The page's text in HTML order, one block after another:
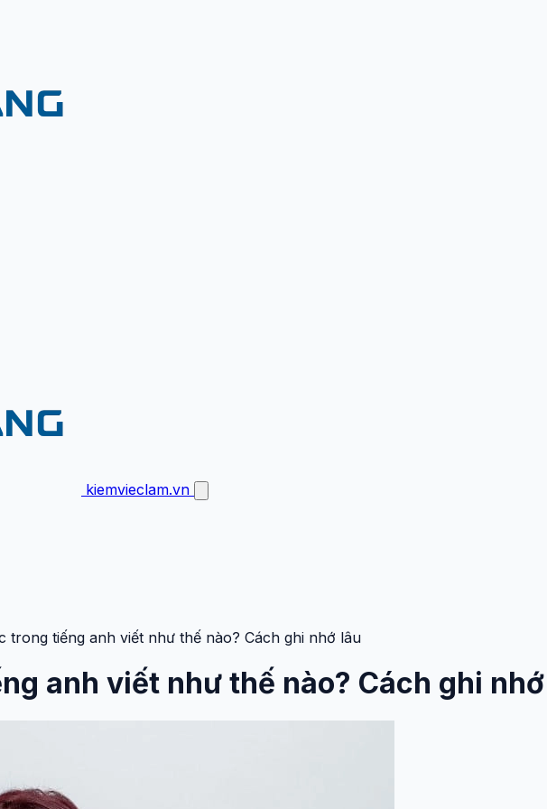
kiemvieclam.vn
trong tiếng anh viết như thế nào? Cách ghi nhớ lâu
anh viết như thế nào? Cách ghi